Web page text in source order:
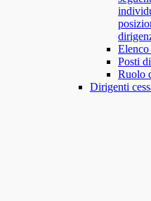
Posti
Ruolo
Dirigenti